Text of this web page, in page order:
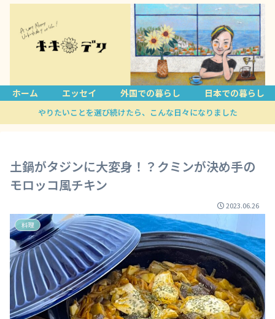
ホーム エッセイ 外国での暮らし 日本での暮らし
やりたいことを選び続けたら、こんな日々になりました
土鍋がタジンに大変身！？クミンが決め手の
モロッコ風チキン
2023.06.26
料理